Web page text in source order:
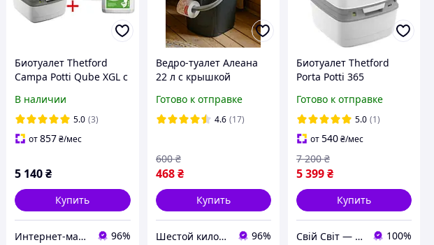
Биотуалет Thetford
Campa Potti Qube XGL с
В наличии
5.0 (3)
от857₴/мес
5 140₴
Купить
Интернет-магазин медтехники "MedRoom" 96%
Ведро-туалет Алеана
22 л с крышкой
дачи, дома и ухода за
больными / Биотуалет
Готово к отправке
4.6 (17)
468 ₴
600 ₴
Купить
Шестой километр 96%
Биотуалет Thetford
Porta Potti 365
Готово к отправке
5.0 (1)
от540₴/мес
5 399₴
7 200 ₴
Купить
Свій Світ — Дом • Дача • Декор 100%